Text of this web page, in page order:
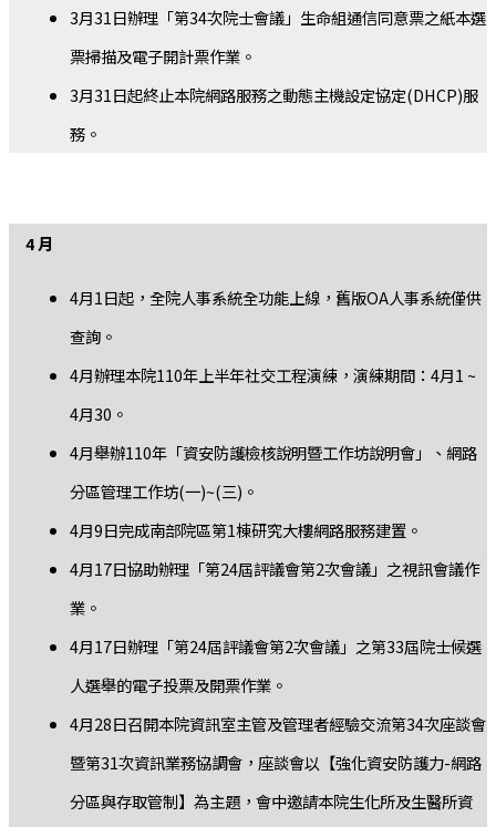
3月31日辦理「第34次院士會議」生命組通信同意票之紙本選
票掃描及電子開計票作業。
3月31日起終止本院網路服務之動態主機設定協定(DHCP)服
務。
4 月
4月1日起，全院人事系統全功能上線，舊版OA人事系統僅供
查詢。
4月辦理本院110年上半年社交工程演練，演練期間：4月1 ~
4月30。
4月舉辦110年「資安防護檢核說明暨工作坊說明會」、網路
分區管理工作坊(一)~(三)。
4月9日完成南部院區第1棟研究大樓網路服務建置。
4月17日協助辦理「第24屆評議會第2次會議」之視訊會議作
業。
4月17日辦理「第24屆評議會第2次會議」之第33屆院士候選
人選舉的電子投票及開票作業。
4月28日召開本院資訊室主管及管理者經驗交流第34次座談會
暨第31次資訊業務協調會，座談會以【強化資安防護力-網路
分區與存取管制】為主題，會中邀請本院生化所及生醫所資